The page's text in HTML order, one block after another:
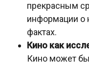
прекрасным
информации о
фактах.
Кино как
Кино может